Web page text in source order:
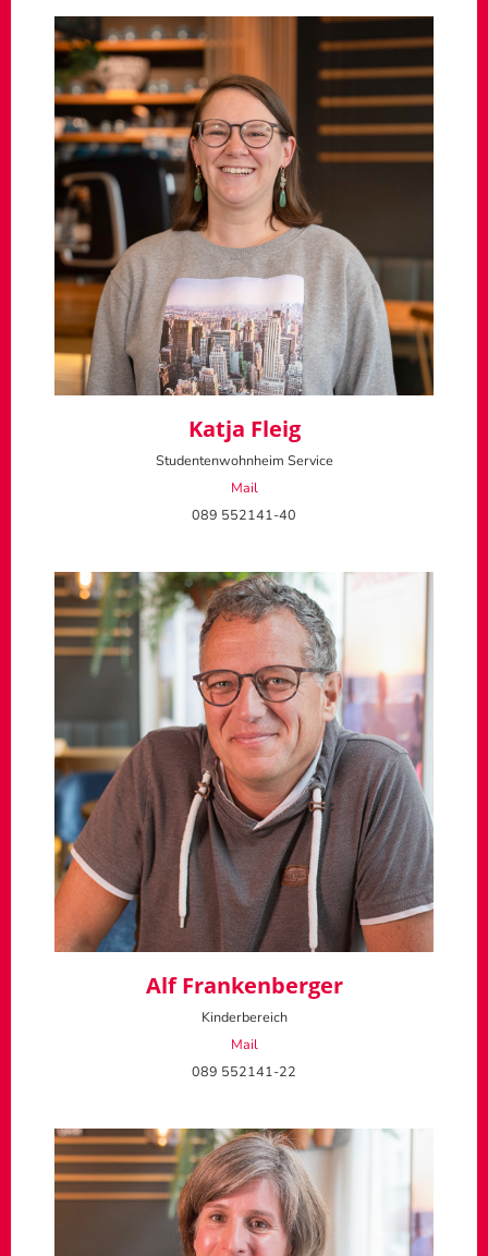
Katja Fleig
Studentenwohnheim Service
Mail
089 552141-40
Alf Frankenberger
Kinderbereich
Mail
089 552141-22